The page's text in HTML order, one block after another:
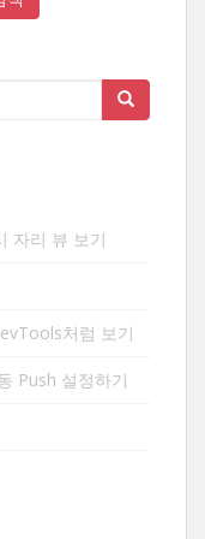
자리 뷰 보기
처럼 보기
Push 설정하기